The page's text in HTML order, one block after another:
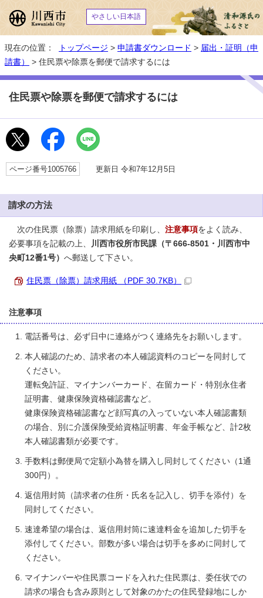
やさしい日本語
現在の位置： トップページ > 申請書ダウンロード > 届出・証明（申
請書）
> 住民票や除票を郵便で請求するには
住民票や除票を郵便で請求するには
ページ番号1005766 更新日 令和7年12月5日
請求の方法
次の住民票（除票）請求用紙を印刷し、 注意事項をよく読み、
必要事項を記載の上、
川西市役所市民課（〒666-8501・川西市中
央町12番1号） へ郵送して下さい。
住民票（除票）請求用紙 （PDF 30.7KB）
注意事項
電話番号は、必ず日中に連絡がつく連絡先をお願いします。
本人確認のため、請求者の本人確認資料のコピーを同封して
ください。
運転免許証、マイナンバーカード、在留カード・特別永住者
証明書、健康保険資格確認書など。
健康保険資格確認書など顔写真の入っていない本人確認書類
の場合、別に介護保険受給資格証明書、年金手帳など、計2枚
本人確認書類が必要です。
手数料は郵便局で定額小為替を購入し同封してください（1通
300円）。
返信用封筒（請求者の住所・氏名を記入し、切手を添付）を
同封してください。
速達希望の場合は、返信用封筒に速達料金を追加した切手を
添付してください。部数が多い場合は切手を多めに同封して
ください。
マイナンバーや住民票コードを入れた住民票は、委任状での
請求の場合も含み原則として対象のかたの住民登録地にしか